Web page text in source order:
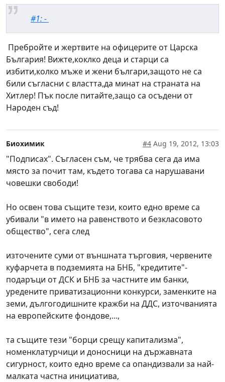
#1: -
Пребройте и жертвите на офицерите от Царска
България! Вижте,коклко деца и старци са
избити,колко мъже и жени българи,защото не са
били съгласни с властта,да минат на страната на
Хитлер! Пък после питайте,защо са осъдени от
Народен съд!
Биохимик #4 Aug 19, 2012, 13:03
"Подписах". Съгласен съм, че трябва сега да има
място за почит там, където тогава са нарушавани
човешки свободи!
Но освен това същите тези, които едно време са
убивали "в името на равенството и безкласовото
общество", сега след
източените суми от външната търговия, червените
куфарчета в подземията на БНБ, "кредитите"-
подаръци от ДСК и БНБ за частните им банки,
уредените приватизационни конкурси, заменките на
земи, дългогодишните кражби на ДДС, източванията
на европейските фондове,...,
та същите тези "борци срещу капитализма",
номенклатурчици и доносници на държавната
сигурност, които едно време са опандизвали за най-
малката частна инициатива,